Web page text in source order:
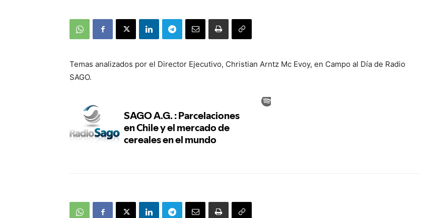
Temas analizados por el Director Ejecutivo, Christian Arntz Mc Evoy, en Campo al Día de Radio
SAGO.